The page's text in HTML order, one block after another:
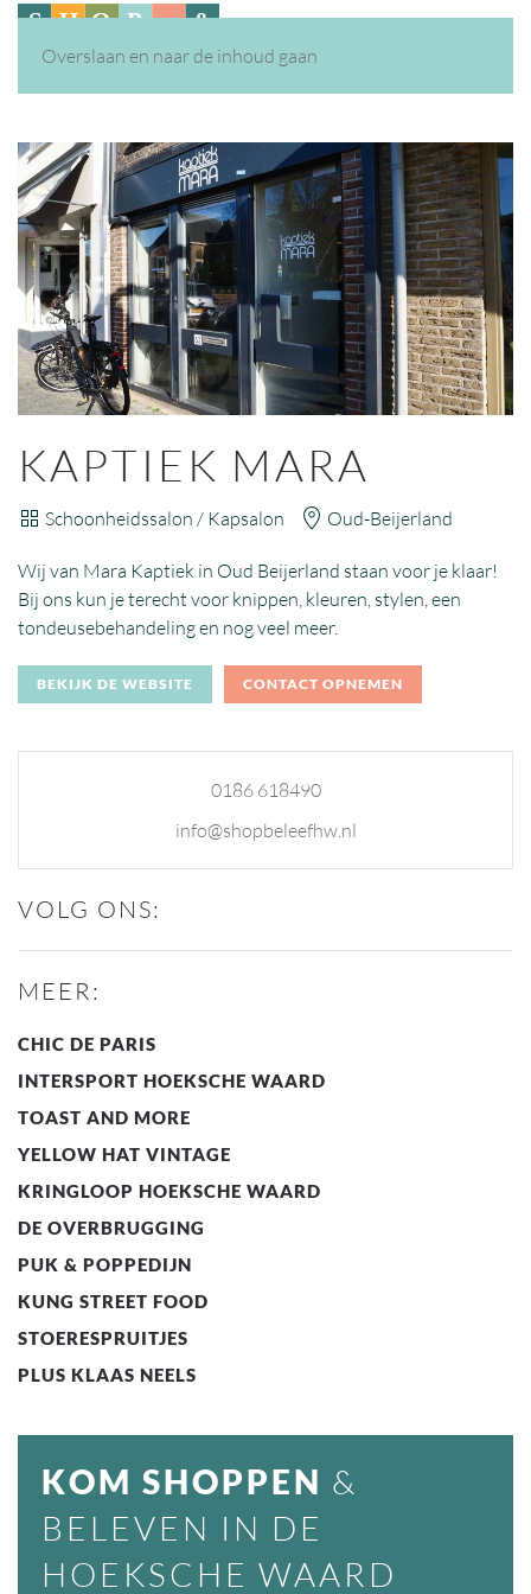
Overslaan en naar de inhoud gaan
KAPTIEK MARA
Schoonheidssalon / Kapsalon Oud-Beijerland
Wij van Mara Kaptiek in Oud Beijerland staan voor je klaar!
Bij ons kun je terecht voor knippen, kleuren, stylen, een
tondeusebehandeling en nog veel meer.
BEKIJK DE WEBSITE CONTACT OPNEMEN
0186 618490
info@shopbeleefhw.nl
VOLG ONS:
MEER:
CHIC DE PARIS
INTERSPORT HOEKSCHE WAARD
TOAST AND MORE
YELLOW HAT VINTAGE
KRINGLOOP HOEKSCHE WAARD
DE OVERBRUGGING
PUK & POPPEDIJN
KUNG STREET FOOD
STOERESPRUITJES
PLUS KLAAS NEELS
KOM SHOPPEN &
BELEVEN IN DE
HOEKSCHE WAARD